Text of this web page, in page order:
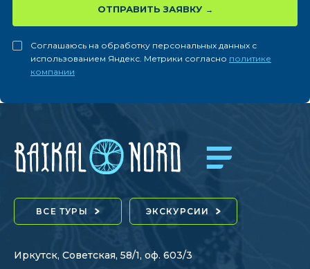
ОТПРАВИТЬ ЗАЯВКУ
Соглашаюсь на обработку персональных данных с
использованием Яндекс. Метрики согласно политике
компании
ВСЕ ТУРЫ ЭКСКУРСИИ
Иркутск, Советская, 58/1, оф. 603/3